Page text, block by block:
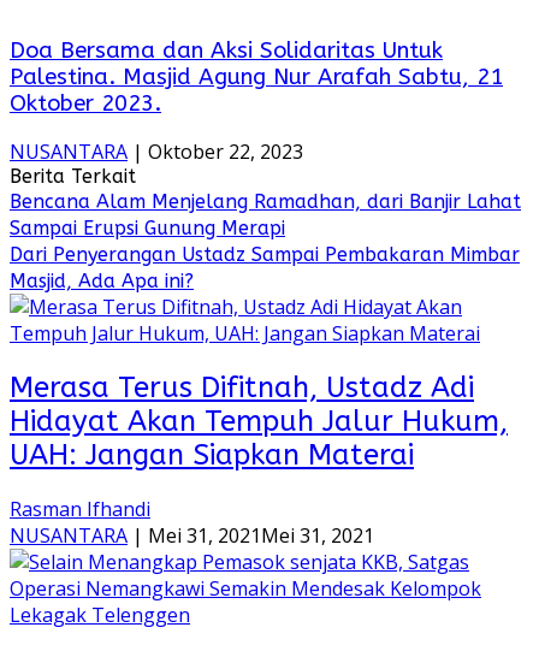
Doa Bersama dan Aksi Solidaritas Untuk
Palestina. Masjid Agung Nur Arafah Sabtu, 21
Oktober 2023.
NUSANTARA | Oktober 22, 2023
Berita Terkait
Bencana Alam Menjelang Ramadhan, dari Banjir Lahat
Sampai Erupsi Gunung Merapi
Dari Penyerangan Ustadz Sampai Pembakaran Mimbar
Masjid, Ada Apa ini?
Merasa Terus Difitnah, Ustadz Adi
Hidayat Akan Tempuh Jalur Hukum,
UAH: Jangan Siapkan Materai
Rasman Ifhandi
NUSANTARA | Mei 31, 2021Mei 31, 2021